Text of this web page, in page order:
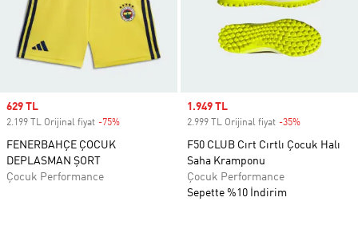
Sale price
629 TL
2.199 TL Orijinal fiyat -75%
FENERBAHÇE ÇOCUK
DEPLASMAN ŞORT
Çocuk Performance
Sale price
1.949 TL
2.999 TL Orijinal fiyat -35%
F50 CLUB Cırt Cırtlı Çocuk Halı
Saha Kramponu
Çocuk Performance
Sepette %10 İndirim